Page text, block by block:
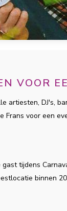
VOOR
artiesten, DJ's,
Frans voor een
tijdens
binnen